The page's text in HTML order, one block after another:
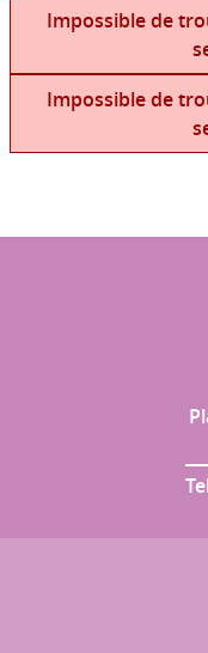
Impossible de
Impossible de